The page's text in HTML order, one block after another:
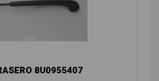
8U0955407